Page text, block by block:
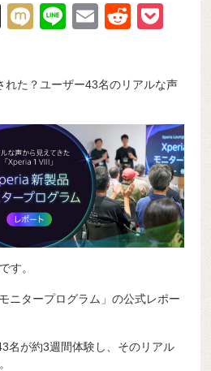
T
a
d
s
M
Li
E
R
di
t
et
れた？ユーザー43名のリアルな声
す。
ニタープログラム」の公式レポー
名が約3週間体験し、そのリアル